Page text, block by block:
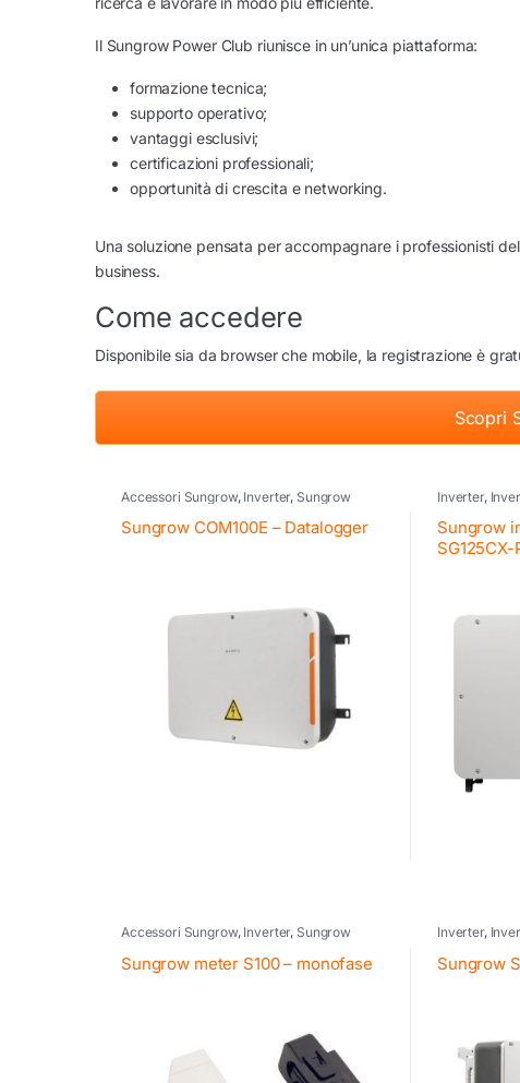
Il Sungrow Power Club riunisce in un’unica piattaforma:
formazione tecnica;
supporto operativo;
vantaggi esclusivi;
certificazioni professionali;
opportunità di crescita e networking.
Una soluzione pensata per accompagnare i professionisti
business.
Come accedere
Disponibile sia da browser che mobile, la registrazione è
Scopri
Accessori Sungrow, Inverter, Sungrow
Sungrow COM100E – Datalogger
Inverter,
Inverter
Sungrow
SG125CX-
Accessori Sungrow, Inverter, Sungrow
Sungrow meter S100 – monofase
Inverter,
Sungrow